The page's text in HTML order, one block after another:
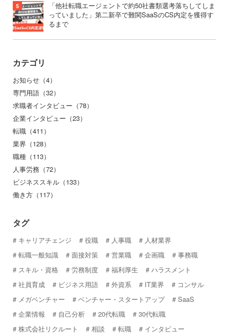
「他社転職エージェントで約50社書類選考落ちしてしま
っていました」第二新卒で難関SaaSのCS内定を獲得す
るまで
カテゴリ
お知らせ（4）
専門用語（32）
求職者インタビュー（78）
企業インタビュー（23）
転職（411）
業界（128）
職種（113）
人事労務（72）
ビジネススキル（133）
働き方（117）
タグ
キャリアチェンジ 役職 人事職
人材業界
転職一般知識
面接対策 営業職 企画職
事務職
スキル・資格
労務制度 福利厚生
ハラスメント
社員育成
ビジネス用語 外資系 IT業界
コンサル
メガベンチャー
ベンチャー・スタートアップ
SaaS
企業情報
自己分析 20代転職
30代転職
株式会社リクルート
相談 転職
インタビュー